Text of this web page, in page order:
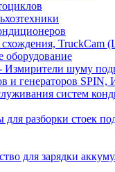
схождения, TruckCam
оборудование
шуму
и генераторов SPIN,
систем
разборки стоек
для зарядки